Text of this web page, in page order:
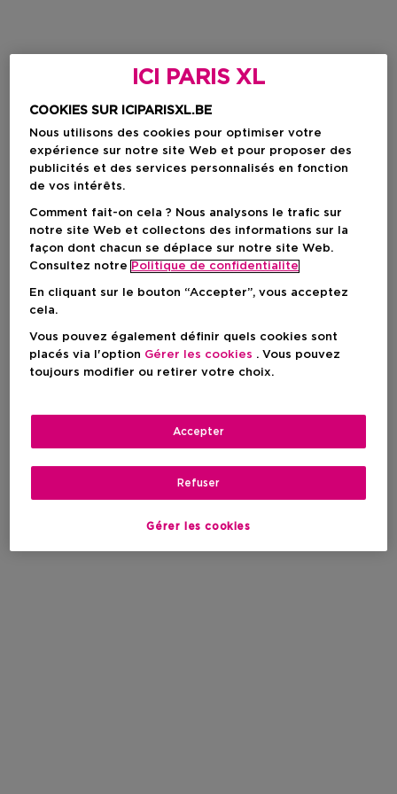
ICI PARIS XL
COOKIES SUR ICIPARISXL.BE
Nous utilisons des cookies pour optimiser votre
expérience sur notre site Web et pour proposer des
publicités et des services personnalisés en fonction
de vos intérêts.
Comment fait-on cela ? Nous analysons le trafic sur
notre site Web et collectons des informations sur la
façon dont chacun se déplace sur notre site Web.
Consultez notre Politique de confidentialite
En cliquant sur le bouton “Accepter”, vous acceptez
cela.
Vous pouvez également définir quels cookies sont
placés via l'option Gérer les cookies . Vous pouvez
toujours modifier ou retirer votre choix.
Gérer les cookies
Refuser
Accepter